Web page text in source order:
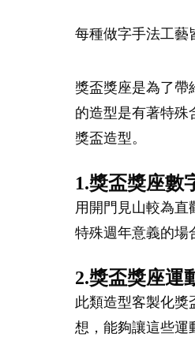
每種做字手法工藝
獎盃獎座是為了帶
的造型是有著特殊
獎盃造型。
1.獎盃獎座數
用開門見山較為直
特殊週年意義的場
2.獎盃獎座運
此類造型客製化獎
想，能夠讓這些運